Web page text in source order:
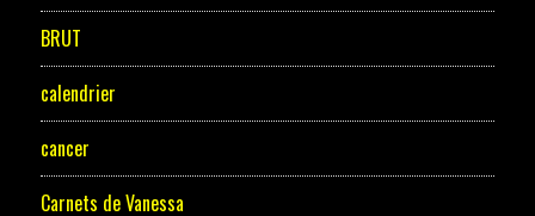
BRUT
calendrier
cancer
Carnets de Vanessa